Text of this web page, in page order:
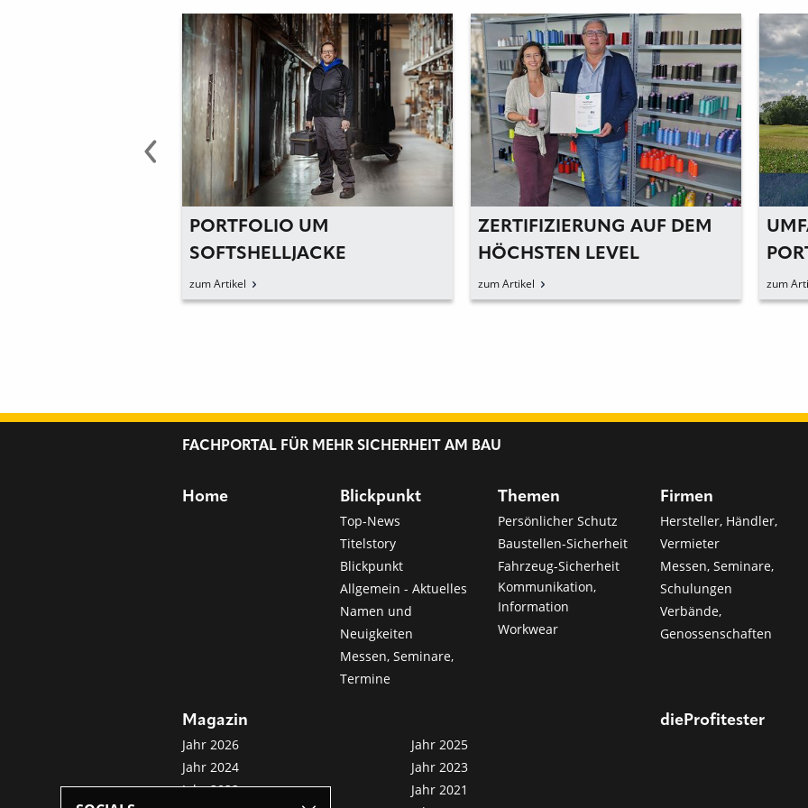
SOFTSHELLJACKE
»LUMIFLEX« ERWEITERT
ZERTIFIZIERUNG AUF DEM
HÖCHSTEN LEVEL
UMFANGREICHES
PORTFOLIO FÜR
FACHPORTAL FÜR MEHR SICHERHEIT AM BAU
Home Blickpunkt
Top-News
Titelstory
Blickpunkt
Allgemein - Aktuelles
Namen und
Neuigkeiten
Messen, Seminare,
Termine
Themen
Persönlicher Schutz
Baustellen-Sicherheit
Fahrzeug-Sicherheit
Kommunikation,
Information
Workwear
Firmen
Hersteller, Händler,
Vermieter
Messen, Seminare,
Schulungen
Verbände,
Genossenschaften
Magazin
Jahr 2026
Jahr 2025
Jahr 2024
Jahr 2023
Jahr 2022
Jahr 2021
dieProfitester